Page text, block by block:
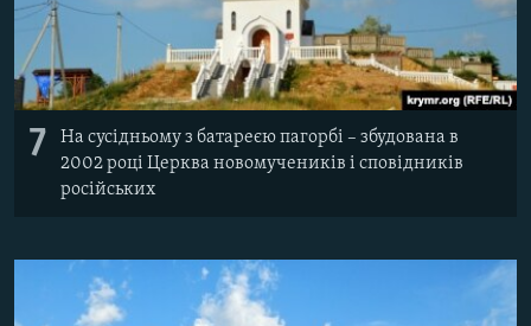
7
На сусідньому з батареєю пагорбі – збудована в
2002 році Церква новомучеників і сповідників
російських